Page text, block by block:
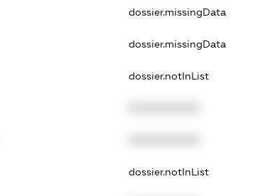
dossier.missingData
dossier.missingData
dossier.notInList
dossier.notInList